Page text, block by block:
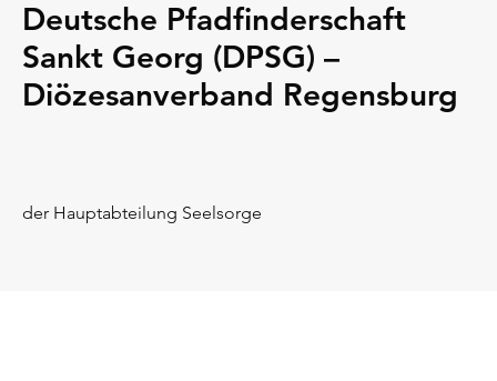
Deutsche Pfadfinderschaft
Sankt Georg (DPSG) –
Diözesanverband Regensburg
der Hauptabteilung Seelsorge